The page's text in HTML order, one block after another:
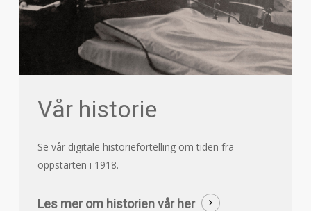
Vår historie
Se vår digitale historiefortelling om tiden fra
oppstarten i 1918.
Les mer om historien vår her